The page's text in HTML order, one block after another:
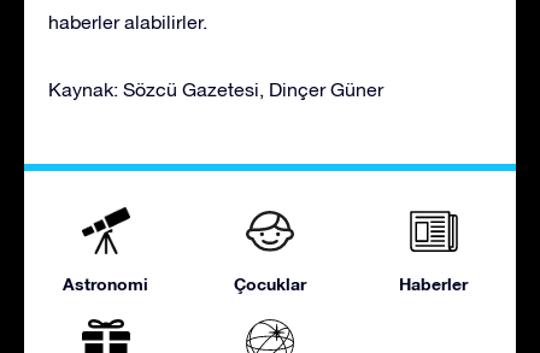
haberler alabilirler.
Kaynak: Sözcü Gazetesi, Dinçer Güner
Astronomi Çocuklar Haberler